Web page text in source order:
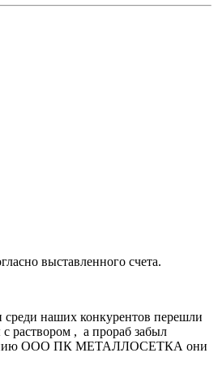
выставленного счета.
наших конкурентов перешли
раствором , а прораб забыл
ООО ПК МЕТАЛЛОСЕТКА они